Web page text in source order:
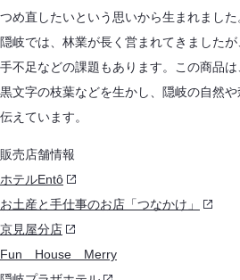
つめ直したいという思いから生まれまし
隠岐では、林業が長く営まれてきました
手不足などの課題もあります。この商品
黒文字の枝葉などを生かし、隠岐の自然
伝えています。
販売店舗情報
ホテルEntô
お土産と手仕事のお店「つなかけ」
京見屋分店
Fun House Merry